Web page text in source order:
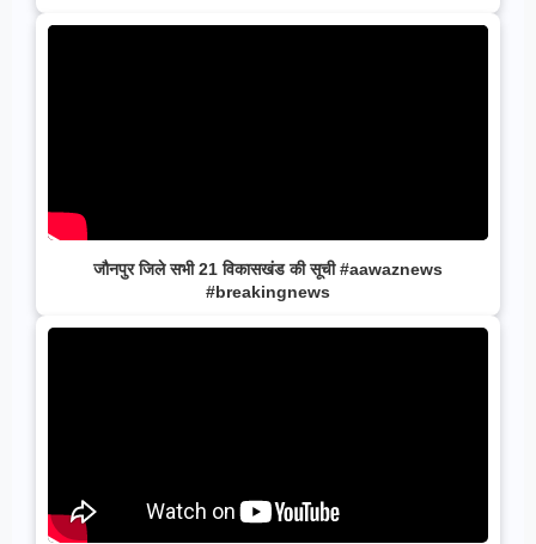
जौनपुर जिले सभी 21 विकासखंड की सूची #aawaznews
#breakingnews